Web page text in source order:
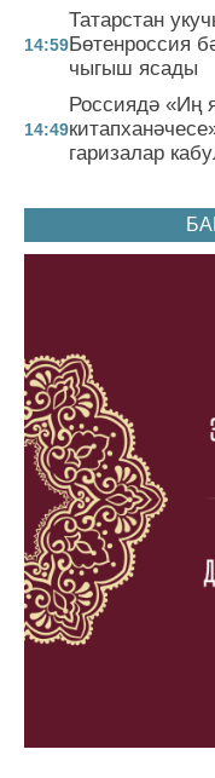
14:59
Татарстан
Бөтенроссия
чыгыш ясады
14:49
Россиядә «Иң
гаризалар